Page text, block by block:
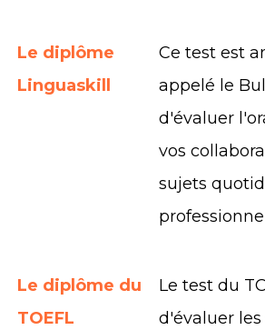
Le diplôme
Linguaskill
Ce test est
appelé le
d'évaluer
vos
sujets
Le diplôme du
TOEFL
Le test du
d'évaluer